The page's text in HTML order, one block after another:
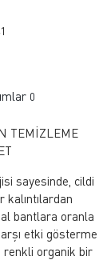
0
TEMİZLEME
sayesinde, cildi
kalıntılardan
bantlara oranla
etki gösterme
renkli organik bir